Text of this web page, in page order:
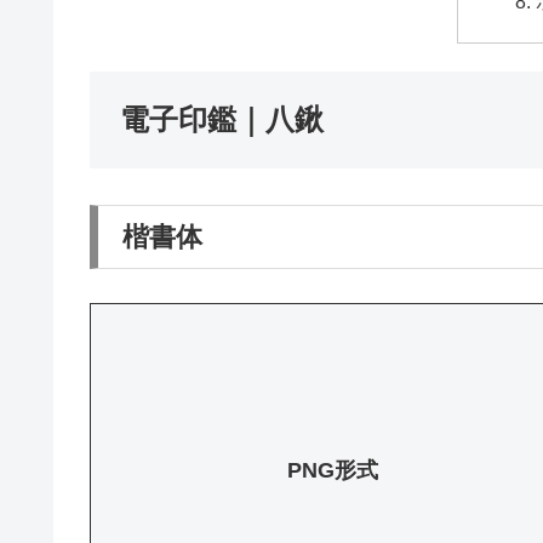
電子印鑑｜八鍬
楷書体
PNG形式